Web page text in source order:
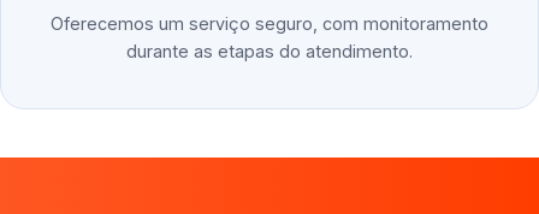
Oferecemos um serviço seguro, com monitoramento
durante as etapas do atendimento.